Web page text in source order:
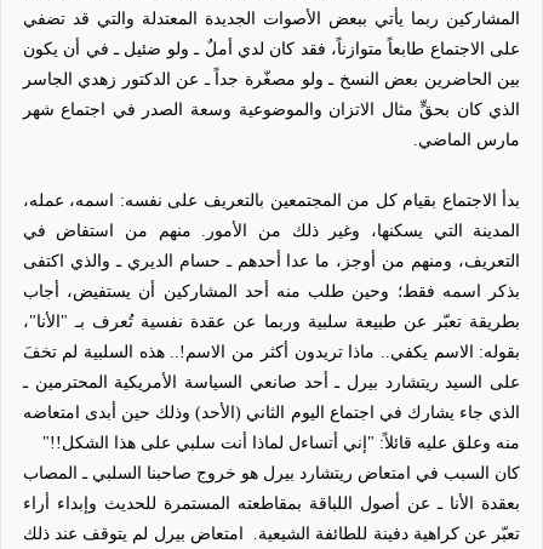
المشاركين ربما يأتي ببعض الأصوات الجديدة المعتدلة والتي قد تضفي
على الاجتماع طابعاً متوازناً، فقد كان لدي أملٌ ـ ولو ضئيل ـ في أن يكون
بين الحاضرين بعض النسخ ـ ولو مصغّرة جداً ـ عن الدكتور زهدي الجاسر
الذي كان بحقٍّ مثال الاتزان والموضوعية وسعة الصدر في اجتماع شهر
مارس الماضي.
بدأ الاجتماع بقيام كل من المجتمعين بالتعريف على نفسه: اسمه، عمله،
المدينة التي يسكنها، وغير ذلك من الأمور. منهم من استفاض في
التعريف، ومنهم من أوجز، ما عدا أحدهم ـ حسام الديري ـ والذي اكتفى
بذكر اسمه فقط؛ وحين طلب منه أحد المشاركين أن يستفيض، أجاب
بطريقة تعبّر عن طبيعة سلبية وربما عن عقدة نفسية تُعرف بـ "الأنا"،
بقوله: الاسم يكفي.. ماذا تريدون أكثر من الاسم!.. هذه السلبية لم تخفَ
على السيد ريتشارد بيرل ـ أحد صانعي السياسة الأمريكية المحترمين ـ
الذي جاء يشارك في اجتماع اليوم الثاني (الأحد) وذلك حين أبدى امتعاضه
منه وعلق عليه قائلاً: "إني أتساءل لماذا أنت سلبي على هذا الشكل!!"
كان السبب في امتعاض ريتشارد بيرل هو خروج صاحبنا السلبي ـ المصاب
بعقدة الأنا ـ عن أصول اللباقة بمقاطعته المستمرة للحديث وإبداء أراء
تعبّر عن كراهية دفينة للطائفة الشيعية.
امتعاض بيرل لم يتوقف عند ذلك